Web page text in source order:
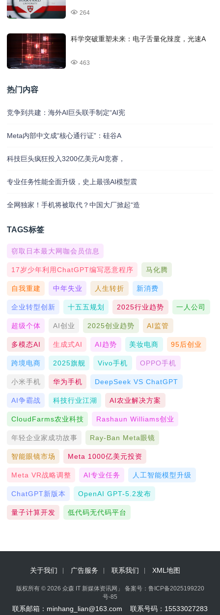
264
科学突破重塑未来：电子舌量化辣度，光速A
463
热门内容
竞争到共建：海外AI巨头联手制定“AI宪
Meta内部中文成“核心通行证”：硅谷A
科技巨头疯狂投入3200亿美元AI竞赛，
专业任务性能全面升级，史上最强AI模型震
全网独家！手机将被取代？中国大厂掀起“造
TAGS标签
窃取日本最大网咖会员信息
17岁少年利用ChatGPT编写恶意程序 马化腾
自我重建 中年失业 人生转折 新消费
企业转型创新 十五五规划 2025行业趋势 一人公司
超级个体 AI创业 2025创业趋势 AI监管
多模态AI 生成式AI AI趋势 美妆电商 95后创业
跨境电商 2025旗舰 Vivo手机 OPPO手机
小米手机 华为手机 DeepSeek VS ChatGPT
AI争霸战 科技行业江湖 AI农业解决方案
CloudFarms农业科技 Rashaun Williams创业
年轻企业家成功故事 Ray-Ban Meta眼镜
智能眼镜市场 Meta 1000亿美元投资
Meta VR战略调整 AI专业任务 人工智能模型升级
ChatGPT新版本 OpenAI GPT-5.2发布
量子计算开发 低代码无代码平台
关于我们 广告服务 联系我们 XML地图
版权所有 © 2026 众森 IT 新媒体资讯网」 备案号： 鲁ICP备2025199220
号-85
联系邮箱：minhang_lian@163.com 联系号码：15533027283